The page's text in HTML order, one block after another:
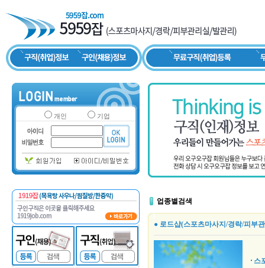
개인 기업
업종별검색
● 로드샵(스포츠마사지/경락/피부
스